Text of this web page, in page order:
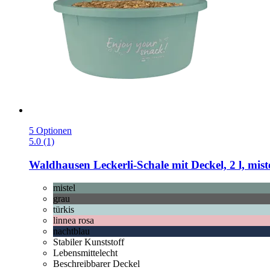
5 Optionen
5.0 (1)
Waldhausen Leckerli-​Schale mit Deckel, 2 l,
mistel
grau
türkis
linnea rosa
nachtblau
Stabiler Kunststoff
Lebensmittelecht
Beschreibbarer Deckel